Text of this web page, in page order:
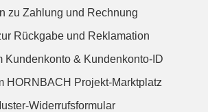
zu Zahlung und Rechnung
Rückgabe und Reklamation
Kundenkonto & Kundenkonto-ID
HORNBACH Projekt-Marktplatz
Widerrufsformular